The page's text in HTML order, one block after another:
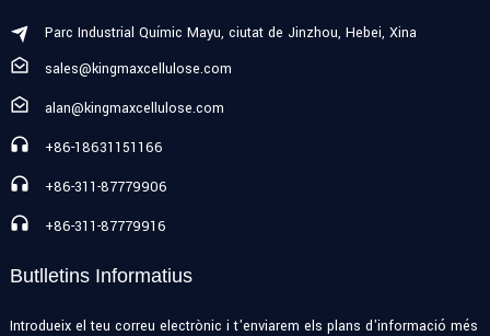
Parc Industrial Químic Mayu, ciutat de Jinzhou, Hebei, Xina
sales@kingmaxcellulose.com
alan@kingmaxcellulose.com
+86-18631151166
+86-311-87779906
+86-311-87779916
Butlletins Informatius
Introdueix el teu correu electrònic i t'enviarem els plans d'informació més